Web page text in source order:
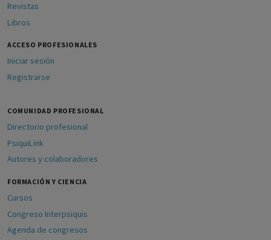
Revistas
Libros
ACCESO PROFESIONALES
Iniciar sesión
Registrarse
COMUNIDAD PROFESIONAL
Directorio profesional
PsiquiLink
Autores y colaboradores
FORMACIÓN Y CIENCIA
Cursos
Congreso Interpsiquis
Agenda de congresos